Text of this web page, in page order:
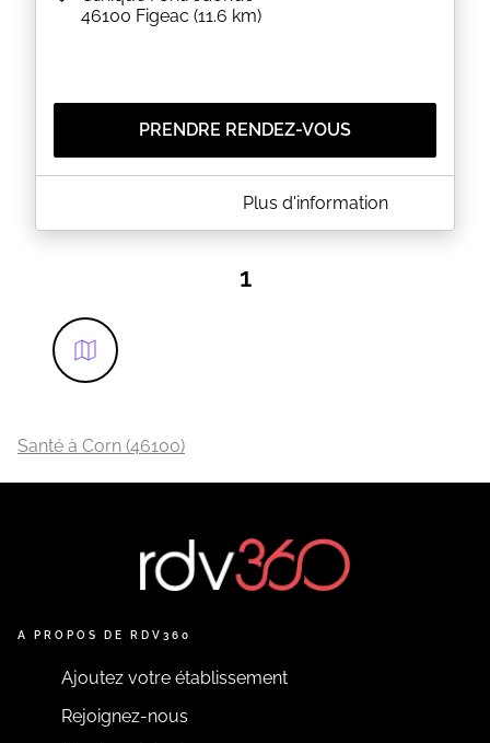
46100 Figeac (11.6 km)
PRENDRE RENDEZ-VOUS
A PROPOS DE OSTÉOPATHE CLAUDE GENY
NOUVEAUX HORAIRES D'ETE
vous pouvez utiliser le site pour prendre rdv pour
une consultation.
Vous pouvez aussi me joindre par téléphone
0581489751 ou par mail à l'adresse
claudegenyosteo@gmail.com pour tout autre motif.
Le port du masque est conseillé en cas de toux.
En cas de fièvre merci de contacter le cabinet avant
EN SAVOIR PLUS
Plus d'information
1
Santé à Corn (46100)
A PROPOS DE RDV360
Ajoutez votre établissement
Rejoignez-nous